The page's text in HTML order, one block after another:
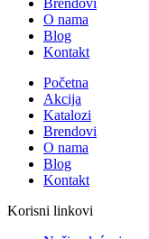
Brendovi
O nama
Blog
Kontakt
Početna
Akcija
Katalozi
Brendovi
O nama
Blog
Kontakt
Korisni linkovi